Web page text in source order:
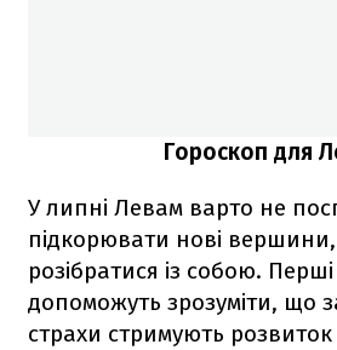
Гороскоп для
У липні Левам варто не
підкорювати нові
розібратися із собою.
допоможуть зрозуміти, що
страхи стримують розвиток